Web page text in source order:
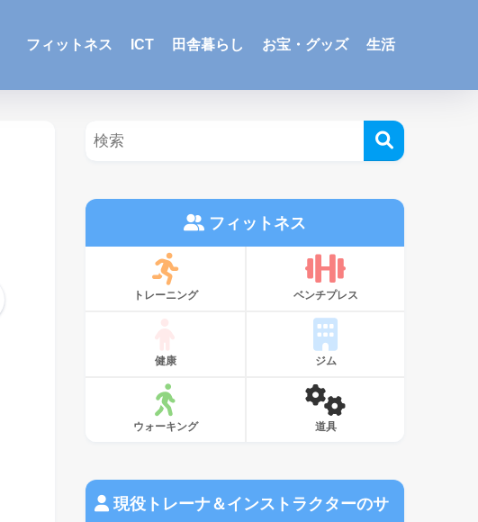
フィットネス ICT 田舎暮らし お宝・グッズ 生活
フィットネス
トレーニング ベンチプレス
健康 ジム
ウォーキング 道具
現役トレーナ＆インストラクターのサ